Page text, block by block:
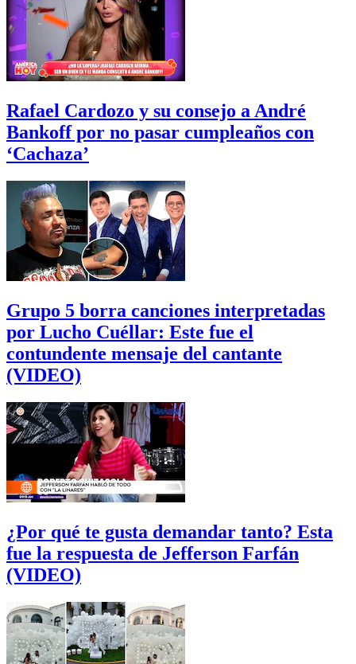
Rafael Cardozo y su consejo a André
Bankoff por no pasar cumpleaños con
‘Cachaza’
Grupo 5 borra canciones interpretadas
por Lucho Cuéllar: Este fue el
contundente mensaje del cantante
(VIDEO)
¿Por qué te gusta demandar tanto? Esta
fue la respuesta de Jefferson Farfán
(VIDEO)